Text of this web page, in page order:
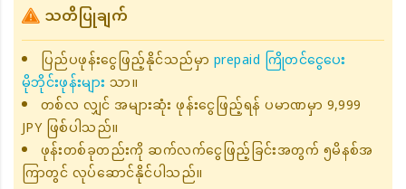
သတိပြုချက်
ပြည်ပဖုန်းငွေဖြည့်နိုင်သည်မှာprepaid ကြိုတင်ငွေပေး
မိုဘိုင်းဖုန်းများသာ။
တစ်လ လျှင် အများဆုံး ဖုန်းငွေဖြည့်ရန် ပမာဏမှာ 9,999
JPY ဖြစ်ပါသည်။
ဖုန်းတစ်ခုတည်းကို ဆက်လက်ငွေဖြည့်ခြင်းအတွက် ၅မိနစ်အ
ကြာတွင် လုပ်ဆောင်နိုင်ပါသည်။